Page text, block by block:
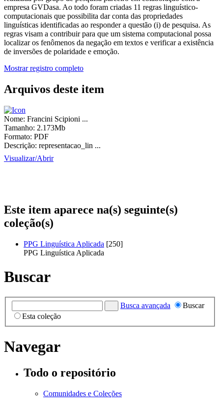
empresa GVDasa. Ao todo foram criadas 11 regras linguístico-
computacionais que possibilita dar conta das propriedades
linguísticas identificadas ao responder a questão (i) de pesquisa. As
regras visam a contribuir para que um sistema computacional possa
localizar os fenômenos da negação em textos e verificar a existência
de inversões de polaridade e emoção.
Mostrar registro completo
Arquivos deste item
Nome: Francini Scipioni ...
Tamanho: 2.173Mb
Formato: PDF
Descrição: representacao_lin ...
Visualizar/Abrir
Este item aparece na(s) seguinte(s)
coleção(s)
PPG Linguística Aplicada [250]
PPG Linguística Aplicada
Buscar
Busca avançada
Buscar
Esta coleção
Navegar
Todo o repositório
Comunidades e Coleções